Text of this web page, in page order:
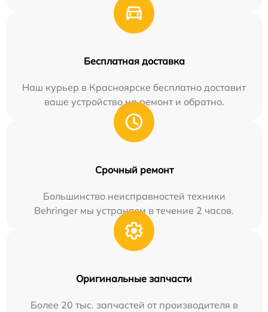
Бесплатная доставка
Наш курьер в Красноярске бесплатно доставит
ваше устройство на ремонт и обратно.
Срочный ремонт
Большинство неисправностей техники
Behringer мы устраняем в течение 2 часов.
Оригинальные запчасти
Более 20 тыс. запчастей от производителя в